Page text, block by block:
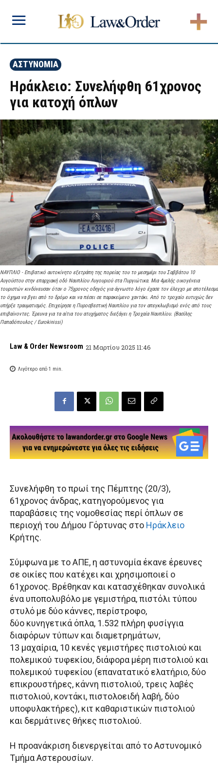
ΑΣΤΥΝΟΜΙΑ
Ηράκλειο: Συνελήφθη 61χρονος
για κατοχή όπλων
ΝΑΥΠΛΙΟ - Επιβατικό αυτοκίνητο εξετράπη της πορείας του το μεσημέρι του Σαββάτου 10
Αυγούστου στην επαρχιακή οδό Ναυπλίου Λυγουριού στα Πυργιώτικα. Μια 4μελής οικογένεια
τουριστών κινδύνευσαν όταν ο 75χρονος οδηγός για άγνωστο λόγο έχασε τον έλεγχο με αποτέλεσμα
το όχημα να βγει από το δρόμο και να πέσει σε παρακείμενο χαντάκι. Από το τροχαίο ευτυχώς δεν
υπήρξε τραυματισμός. Επιχείρησε η Πυροσβεστική Ναυπλίου για τον απεγκλωβισμό ενός από τους
επιβαίνοντες. Έρευνα για τα αίτια του ατυχήματος διεξάγει η Τροχαία Ναυπλίου. (Βασίλης
Παπαδόπουλος / Eurokinissi)
Law & Order Newsroom 21 Μαρτίου 2025 11:46
Λιγότερο από 1 min.
Συνελήφθη το πρωί της Πέμπτης (20/3),
61χρονος άνδρας, κατηγορούμενος για
παραβάσεις της νομοθεσίας περί όπλων σε
περιοχή του Δήμου Γόρτυνας στο Ηράκλειο
Κρήτης.
Σύμφωνα με το ΑΠΕ, η αστυνομία έκανε έρευνες
σε οικίες που κατέχει και χρησιμοποιεί ο
61χρονος. Βρέθηκαν και κατασχέθηκαν συνολικά
ένα υποπολυβόλο με γεμιστήρα, πιστόλι τύπου
στυλό με δύο κάννες, περίστροφο,
δύο κυνηγετικά όπλα, 1.532 πλήρη φυσίγγια
διαφόρων τύπων και διαμετρημάτων,
13 μαχαίρια, 10 κενές γεμιστήρες πιστολιού και
πολεμικού τυφεκίου, διάφορα μέρη πιστολιού και
πολεμικού τυφεκίου (επανατατικό ελατήριο, δύο
επικρουστήρες, κάννη πιστολιού, τρεις λαβές
πιστολιού, κοντάκι, πιστολοειδή λαβή, δύο
υποφυλακτήρες), κιτ καθαριστικών πιστολιού
και δερμάτινες θήκες πιστολιού.
Η προανάκριση διενεργείται από το Αστυνομικό
Τμήμα Αστερουσίων.